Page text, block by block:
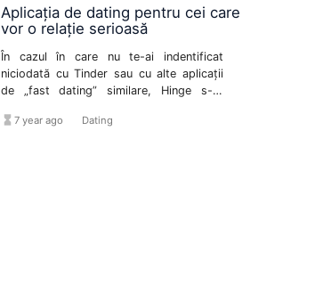
Aplicația de dating pentru cei care
vor o relație serioasă
În cazul în care nu te-ai indentificat
niciodată cu Tinder sau cu alte aplicații
de „fast dating” similare, Hinge s-ar
hourglass_full 7 year ago Dating